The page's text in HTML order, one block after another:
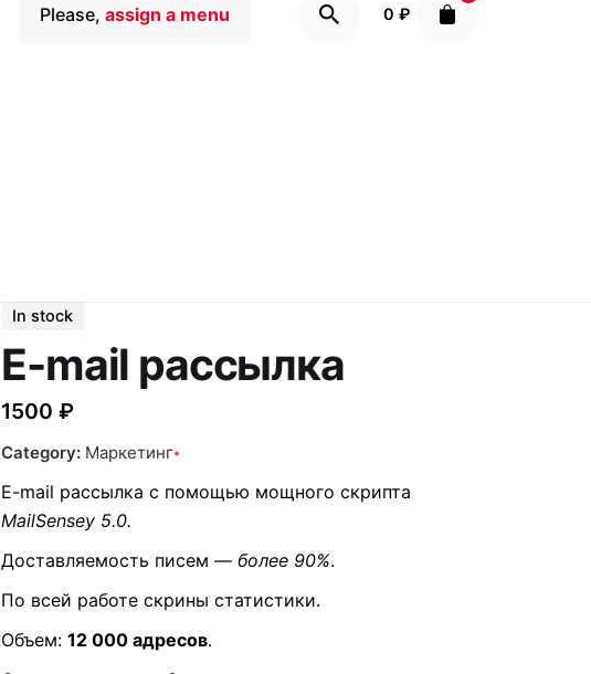
Please, assign a menu 0 ₽
In stock
E-mail рассылка
1500₽
Category: Маркетинг
E-mail рассылка с помощью мощного скрипта
MailSensey 5.0.
Доставляемость писем — более 90%.
По всей работе скрины статистики.
Объем:12 000 адресов.